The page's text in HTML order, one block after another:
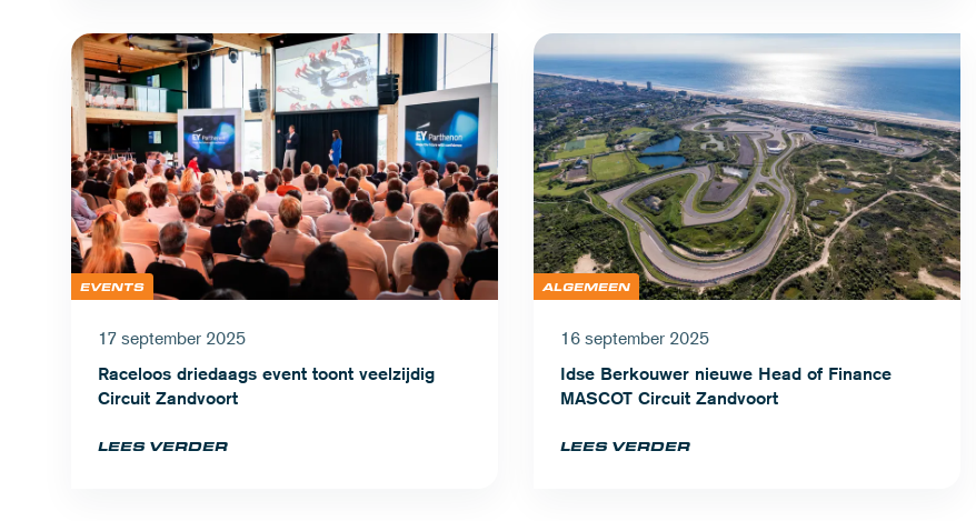
EVENTS
17 september 2025
Raceloos driedaags event toont veelzijdig
Circuit Zandvoort
LEES VERDER
ALGEMEEN
16 september 2025
Idse Berkouwer nieuwe Head of Finance
MASCOT Circuit Zandvoort
LEES VERDER